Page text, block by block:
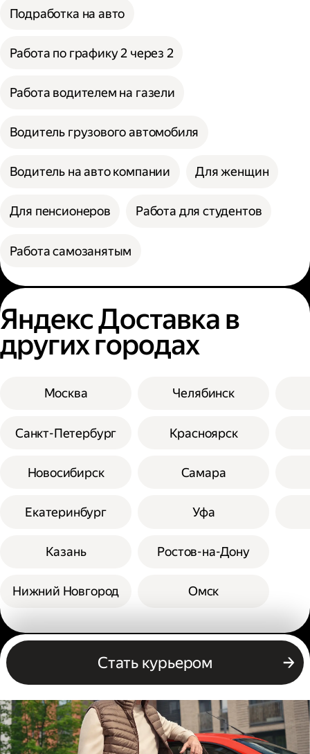
Подработка на авто
Работа по графику 2 через 2
Работа водителем на газели
Водитель грузового автомобиля
Водитель на авто компании Для женщин
Для пенсионеров Работа для студентов
Работа самозанятым
Яндекс Доставка в
других городах
Москва
Санкт-Петербург
Новосибирск
Екатеринбург
Казань
Нижний Новгород
Челябинск
Красноярск
Самара
Уфа
Ростов-на-Дону
Омск
Стать курьером
Другие профессии